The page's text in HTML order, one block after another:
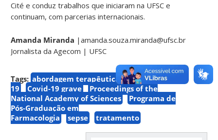
Cité e conduz trabalhos que iniciaram na UFSC e
continuam, com parcerias internacionais.
Amanda Miranda |amanda.souza.miranda@ufsc.br
Jornalista da Agecom | UFSC
Tags: abordagem terapêutica
Covid-
19
Covid-19 grave
Proceedings of the
National Academy of Sciences
Programa de
Pós-Graduação em
Farmacologia
sepse tratamento